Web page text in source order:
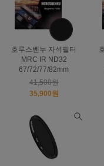
호루스벤누 자석필터
MRC IR ND32
67/72/77/82mm
41,500원
35,900원